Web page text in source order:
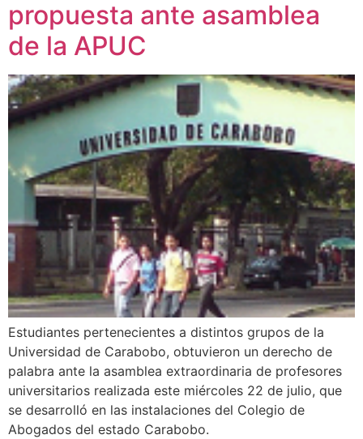
propuesta ante asamblea
de la APUC
Estudiantes pertenecientes a distintos grupos de la
Universidad de Carabobo, obtuvieron un derecho de
palabra ante la asamblea extraordinaria de profesores
universitarios realizada este miércoles 22 de julio, que
se desarrolló en las instalaciones del Colegio de
Abogados del estado Carabobo.